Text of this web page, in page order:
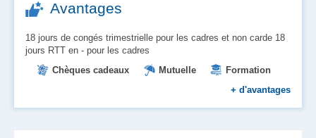
Avantages
18 jours de congés trimestrielle pour les cadres et non carde 18
jours RTT en - pour les cadres
Chèques cadeaux
Mutuelle
Formation
+ d'avantages